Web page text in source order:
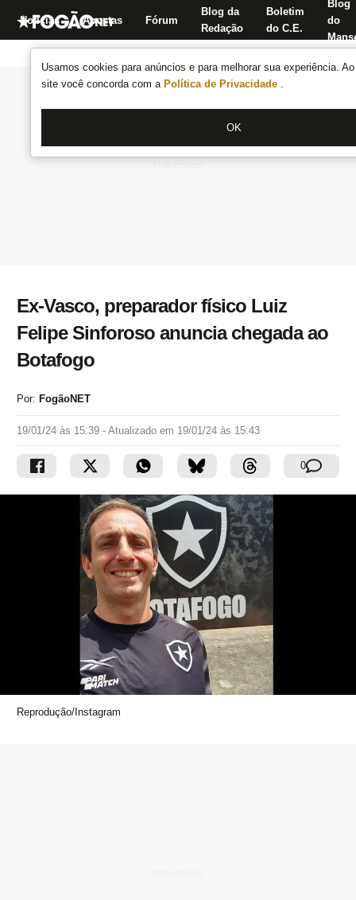
Usamos cookies para anúncios e para melhorar sua experiência.
site você concorda com a Política de Privacidade .
OK
Notícias Apostas Fórum
Blog da
Redação
Boletim
do C.E.
Blog
do
Ex-Vasco, preparador físico Luiz
Felipe Sinforoso anuncia chegada ao
Botafogo
Por: FogãoNET
19/01/24 às 15:39 - Atualizado em 19/01/24 às 15:43
0
Reprodução/Instagram